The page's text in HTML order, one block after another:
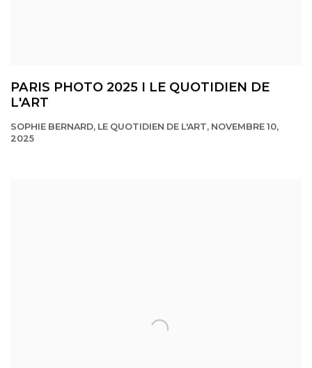
PARIS PHOTO 2025 I LE QUOTIDIEN DE
L'ART
SOPHIE BERNARD, LE QUOTIDIEN DE L'ART, NOVEMBRE 10,
2025